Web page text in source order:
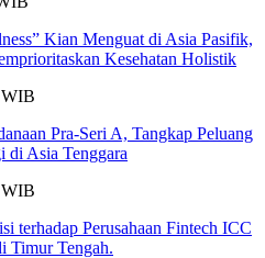
Kian Menguat di Asia Pasifik,
Kesehatan Holistik
WIB
Pra-Seri A, Tangkap Peluang
di Asia Tenggara
WIB
terhadap Perusahaan Fintech ICC
Timur Tengah.